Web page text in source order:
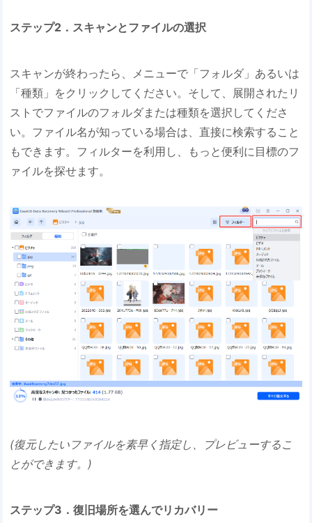
ステップ2．スキャンとファイルの選択
スキャンが終わったら、メニューで「フォルダ」あるいは
「種類」をクリックしてください。そして、展開されたリ
ストでファイルのフォルダまたは種類を選択してくださ
い。ファイル名が知っている場合は、直接に検索すること
もできます。フィルターを利用し、もっと便利に目標のフ
ァイルを探せます。
(復元したいファイルを素早く指定し、プレビューするこ
とができます。)
ステップ3．復旧場所を選んでリカバリー